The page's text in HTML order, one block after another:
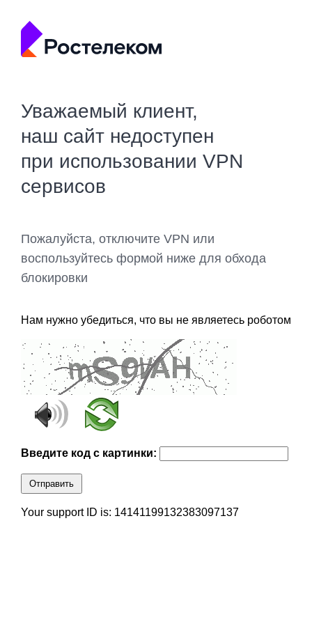
Уважаемый клиент,
наш сайт недоступен
при использовании VPN
сервисов
Пожалуйста, отключите VPN или
воспользуйтесь формой ниже для обхода
блокировки
Нам нужно убедиться, что вы не являетесь роботом
Введите код с картинки:
Отправить
Your support ID is: 14141199132383097137